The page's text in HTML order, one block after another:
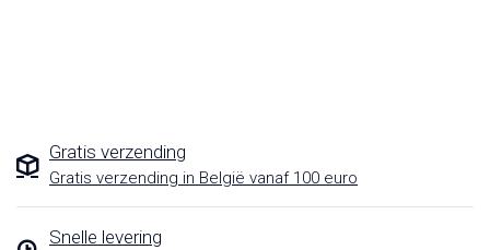
Gratis verzending
Gratis verzending in België vanaf 100 euro
Snelle levering